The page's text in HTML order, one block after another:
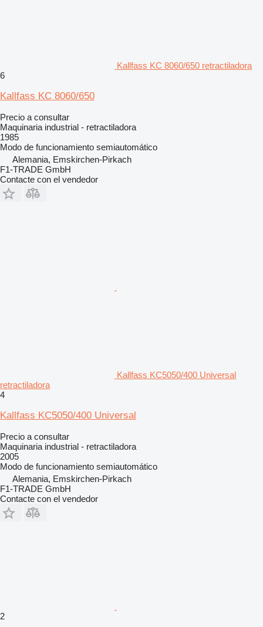
Kallfass KC 8060/650 retractiladora
6
Kallfass KC 8060/650
Precio a consultar
Maquinaria industrial - retractiladora
1985
Modo de funcionamiento semiautomático
Alemania, Emskirchen-Pirkach
F1-TRADE GmbH
Contacte con el vendedor
Kallfass KC5050/400 Universal
retractiladora
4
Kallfass KC5050/400 Universal
Precio a consultar
Maquinaria industrial - retractiladora
2005
Modo de funcionamiento semiautomático
Alemania, Emskirchen-Pirkach
F1-TRADE GmbH
Contacte con el vendedor
2